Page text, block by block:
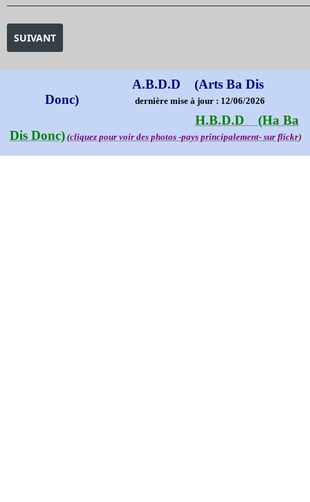
ARTICLE SUIVANT : LE PARC DES BUTTES-CHAUMONT
SUIVANT
A.B.D.D (Arts Ba Dis
Donc)
dernière mise à jour : 12/06/2026
H.B.D.D (Ha Ba
Dis Donc)(cliquez pour voir des photos -pays principalement- sur flickr)